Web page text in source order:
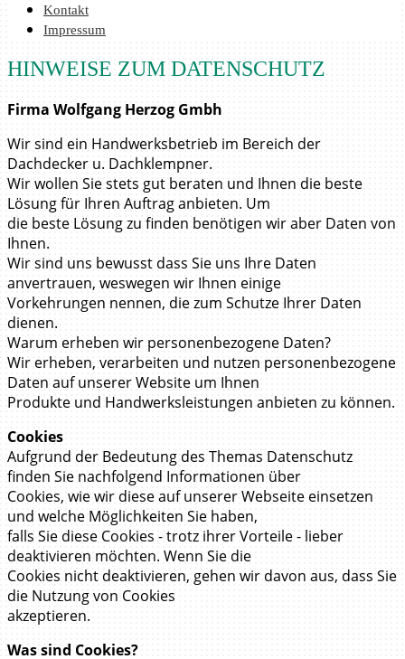
Kontakt
Impressum
HINWEISE ZUM DATENSCHUTZ
Firma Wolfgang Herzog Gmbh
Wir sind ein Handwerksbetrieb im Bereich der
Dachdecker u. Dachklempner.
Wir wollen Sie stets gut beraten und Ihnen die beste
Lösung für Ihren Auftrag anbieten. Um
die beste Lösung zu finden benötigen wir aber Daten von
Ihnen.
Wir sind uns bewusst dass Sie uns Ihre Daten
anvertrauen, weswegen wir Ihnen einige
Vorkehrungen nennen, die zum Schutze Ihrer Daten
dienen.
Warum erheben wir personenbezogene Daten?
Wir erheben, verarbeiten und nutzen personenbezogene
Daten auf unserer Website um Ihnen
Produkte und Handwerksleistungen anbieten zu können.
Cookies
Aufgrund der Bedeutung des Themas Datenschutz
finden Sie nachfolgend Informationen über
Cookies, wie wir diese auf unserer Webseite einsetzen
und welche Möglichkeiten Sie haben,
falls Sie diese Cookies - trotz ihrer Vorteile - lieber
deaktivieren möchten. Wenn Sie die
Cookies nicht deaktivieren, gehen wir davon aus, dass Sie
die Nutzung von Cookies
akzeptieren.
Was sind Cookies?